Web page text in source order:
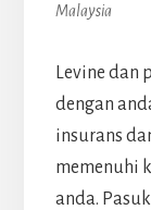
Malaysia
Levine dan
dengan
insurans
memenuhi
anda.